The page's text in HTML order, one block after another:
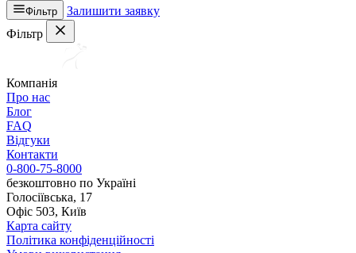
Фільтр
Залишити заявку
Фільтр
Компанія
Про нас
Блог
FAQ
Відгуки
Контакти
0-800-75-8000
безкоштовно по Україні
Голосіївська, 17
Офіс 503, Київ
Карта сайту
Політика конфіденційності